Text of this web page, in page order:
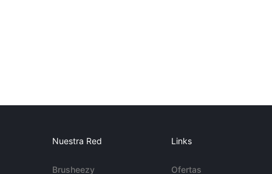
Nuestra Red
Brusheezy
Links
Ofertas